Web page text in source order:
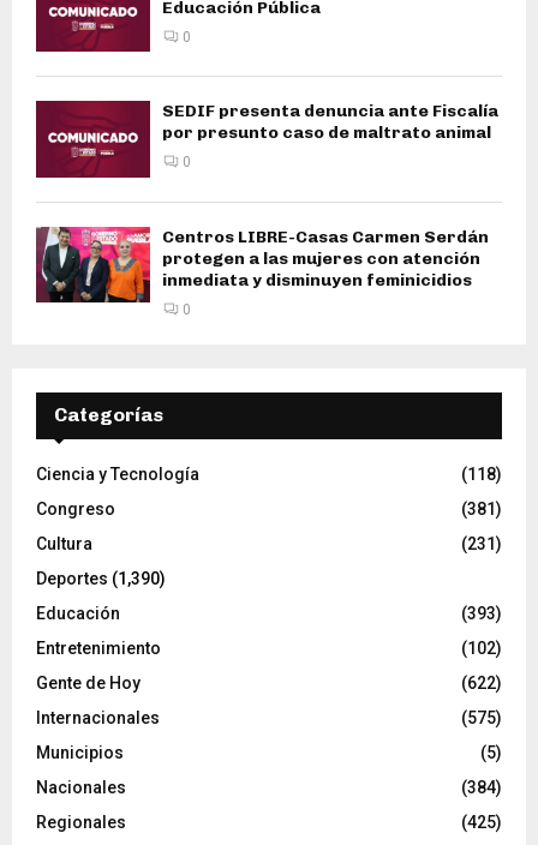
Educación Pública
0
SEDIF presenta denuncia ante Fiscalía
por presunto caso de maltrato animal
0
Centros LIBRE-Casas Carmen Serdán
protegen a las mujeres con atención
inmediata y disminuyen feminicidios
0
Categorías
Ciencia y Tecnología
(118)
Congreso
(381)
Cultura
(231)
Deportes (1,390)
Educación
(393)
Entretenimiento
(102)
Gente de Hoy
(622)
Internacionales
(575)
Municipios
(5)
Nacionales
(384)
Regionales
(425)